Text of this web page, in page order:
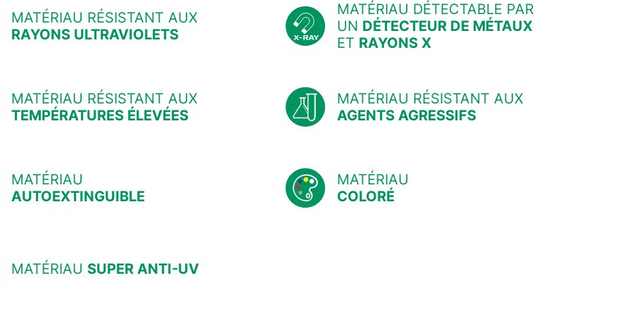
MATÉRIAU RÉSISTANT AUX
RAYONS ULTRAVIOLETS
MATÉRIAU DÉTECTABLE PAR
UN DÉTECTEUR DE MÉTAUX
ET RAYONS X
MATÉRIAU RÉSISTANT AUX
TEMPÉRATURES ÉLEVÉES
MATÉRIAU RÉSISTANT AUX
AGENTS AGRESSIFS
MATÉRIAU
AUTOEXTINGUIBLE
MATÉRIAU
COLORÉ
MATÉRIAU SUPER ANTI-UV